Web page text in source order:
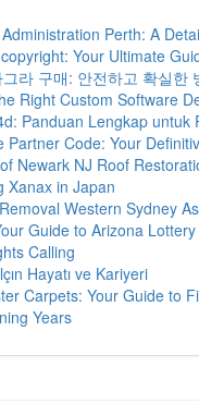
Perth: A
Your Ultimate
라 구매: 안전하고 확실한
Right Custom Software
Panduan Lengkap untuk
Partner Code: Your
Newark NJ Roof
Xanax in Japan
Western Sydney
Guide to Arizona
Calling
Hayatı ve Kariyeri
Carpets: Your Guide to
Years